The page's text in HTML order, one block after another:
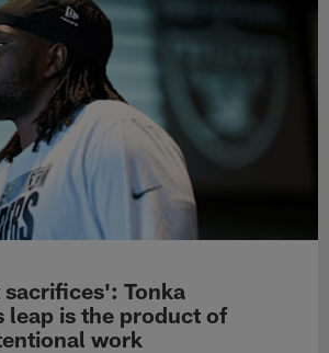
Tonka
leap is the product of
work